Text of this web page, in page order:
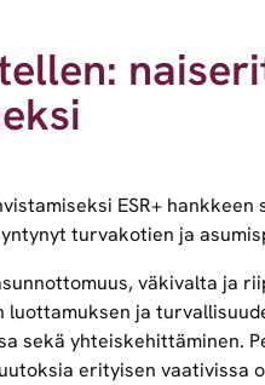
ESR+
turvakotien ja
väkivalta ja
ja
sekä
erityisen vaativissa